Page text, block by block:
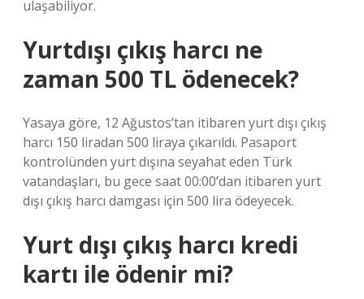
ulaşabiliyor.
Yurtdışı çıkış harcı ne
zaman 500 TL ödenecek?
Yasaya göre, 12 Ağustos’tan itibaren yurt dışı çıkış
harcı 150 liradan 500 liraya çıkarıldı. Pasaport
kontrolünden yurt dışına seyahat eden Türk
vatandaşları, bu gece saat 00:00’dan itibaren yurt
dışı çıkış harcı damgası için 500 lira ödeyecek.
Yurt dışı çıkış harcı kredi
kartı ile ödenir mi?